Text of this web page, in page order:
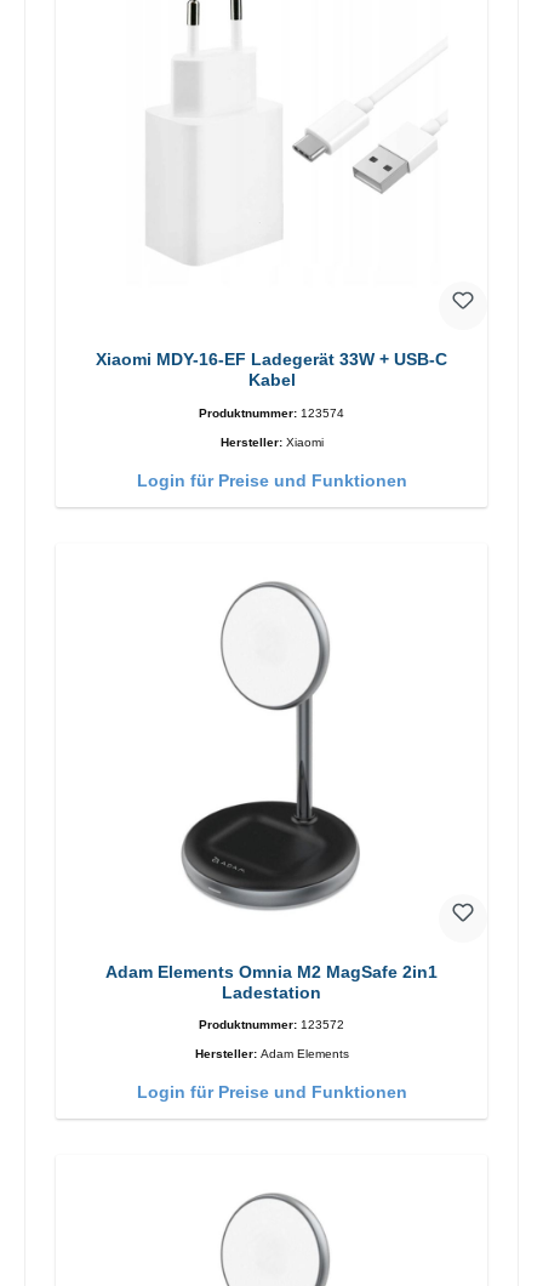
Xiaomi MDY-16-EF Ladegerät 33W + USB-C
Kabel
Produktnummer: 123574
Hersteller: Xiaomi
Login für Preise und Funktionen
Adam Elements Omnia M2 MagSafe 2in1
Ladestation
Produktnummer: 123572
Hersteller: Adam Elements
Login für Preise und Funktionen